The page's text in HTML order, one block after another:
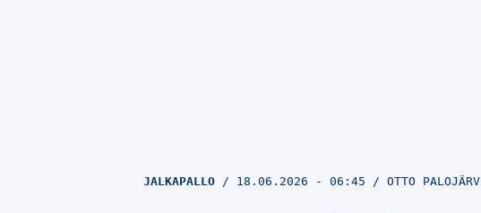
JALKAPALLO 18.06.2026 - 06:45 OTTO